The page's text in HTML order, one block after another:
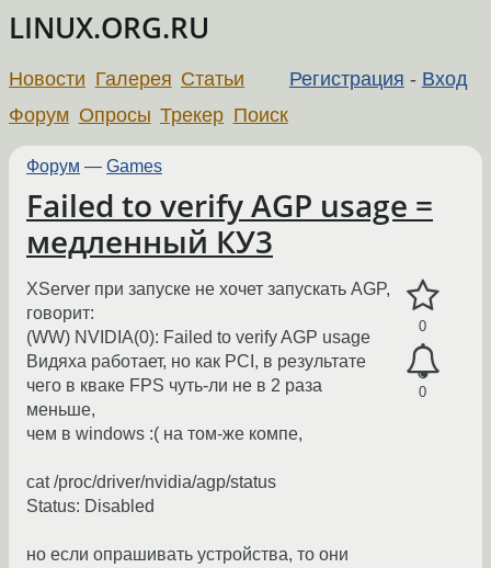
LINUX.ORG.RU
Регистрация - Вход
Новости Галерея Статьи
Форум Опросы Трекер Поиск
Форум — Games
Failed to verify AGP usage =
медленный КУ3
0
0
XServer при запуске не хочет запускать AGP,
говорит:
(WW) NVIDIA(0): Failed to verify AGP usage
Видяха работает, но как PCI, в результате
чего в кваке FPS чуть-ли не в 2 раза
меньше,
чем в windows :( на том-же компе,
cat /proc/driver/nvidia/agp/status
Status: Disabled
но если опрашивать устройства, то они